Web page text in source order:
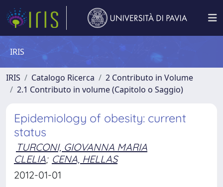
IRIS
IRIS Catalogo Ricerca
2 Contributo in Volume
2.1 Contributo in volume (Capitolo o Saggio)
Epidemiology of obesity: current
status
TURCONI, GIOVANNA MARIA
CLELIA; CENA, HELLAS
2012-01-01